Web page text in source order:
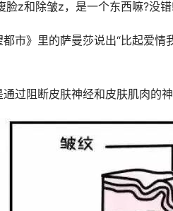
脸z和除皱z，是一个东西嘛?没
都市》里的萨曼莎说出“比起爱
过阻断皮肤神经和皮肤肌肉的